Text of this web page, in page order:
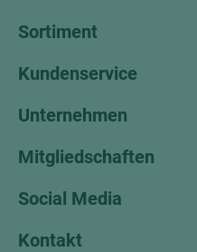
Sortiment
Kundenservice
Unternehmen
Mitgliedschaften
Social Media
Kontakt